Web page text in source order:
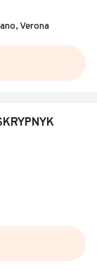
Verona